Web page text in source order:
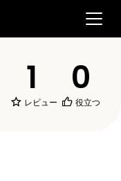
1
レビュー
0
役立つ